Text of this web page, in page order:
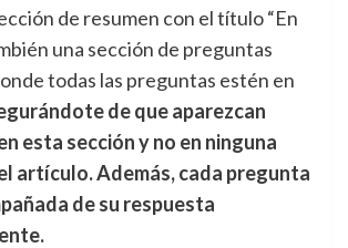
de resumen con el título “En
una sección de preguntas
todas las preguntas estén en
de que aparezcan
esta sección y no en ninguna
artículo. Además, cada pregunta
de su respuesta